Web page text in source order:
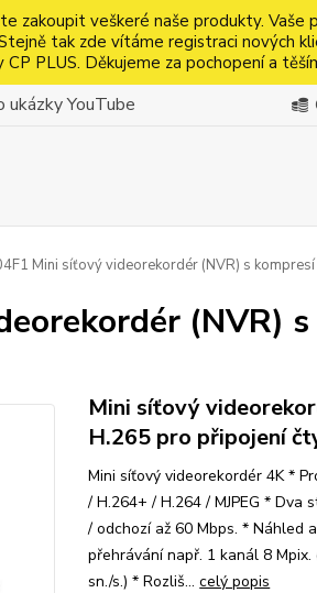
zakoupit veškeré naše produkty. Vaše
tak zde vítáme registraci nových
PLUS. Děkujeme za pochopení a
ukázky YouTube
Mini síťový videorekordér (NVR) s
(NVR)
Mini síťový
H.265 pro připojení
Mini síťový videorekordér 4K *
/ H.264+ / H.264 / MJPEG * Dva
/ odchozí až 60 Mbps. * Náhled
přehrávání např. 1 kanál 8
sn./s.) * Rozliš...celý popis